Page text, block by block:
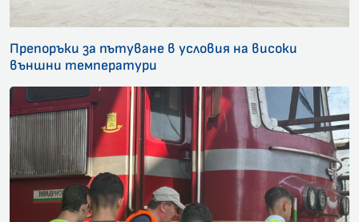
Препоръки за пътуване в условия на високи
външни температури